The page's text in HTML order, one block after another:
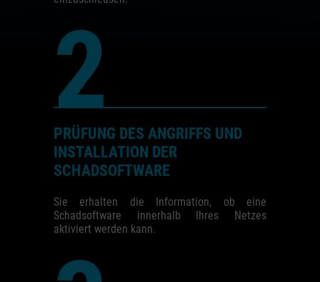
2
PRÜFUNG DES ANGRIFFS UND
INSTALLATION DER
SCHADSOFTWARE
Sie erhalten die Information, ob eine
Schadsoftware innerhalb Ihres Netzes
aktiviert werden kann.